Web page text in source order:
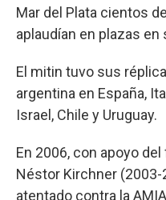
Mar del Plata cientos
aplaudían en plazas en
El mitin tuvo sus
argentina en España,
Israel, Chile y Uruguay.
En 2006, con apoyo
Néstor Kirchner (2003-
atentado contra la